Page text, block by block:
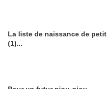
La liste de naissance de petit
(1)...